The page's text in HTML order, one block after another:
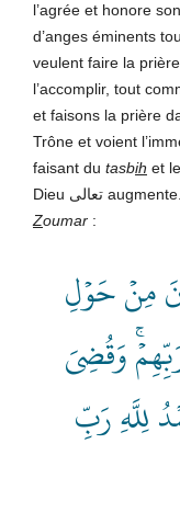
l’agrée et honore
d’anges éminents
veulent faire la
l’accomplir, tout
et faisons la prière
Trône et voient
faisant du tasbih et
Zoumar :
مِنۡ حَوۡلِ
وَقُضِيَ
لِلَّهِ رَبِّ